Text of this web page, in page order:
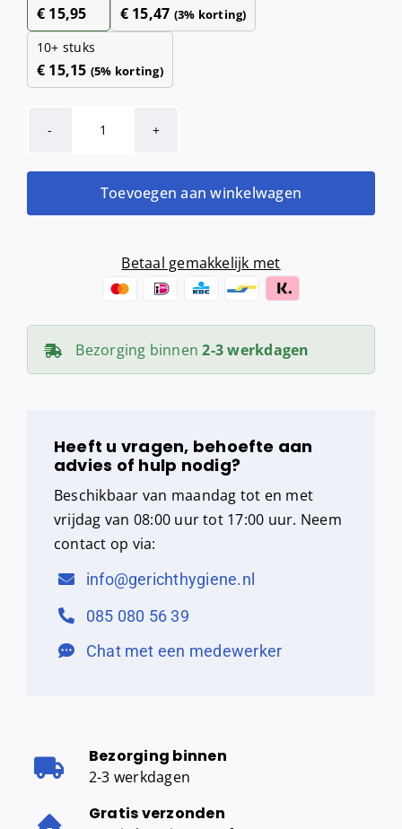
€ 15,95 €15,47 (3% korting)
10+ stuks
€ 15,15 (5% korting)
Midi
geperforeerd
recycled
laags,
x
Toevoegen aan winkelwagen
Betaal gemakkelijk met
Bezorging binnen2-3 werkdagen
Heeft u vragen, behoefte aan
advies of hulp nodig?
Beschikbaar van maandag tot en met
vrijdag van 08:00 uur tot 17:00 uur. Neem
contact op via:
info@gerichthygiene.nl
085 080 56 39
Chat met een medewerker
Bezorging binnen
2-3 werkdagen
Gratis verzonden